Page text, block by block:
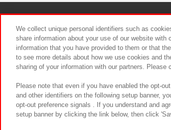
We collect unique personal identifiers such as
share information about your use of our website
information that you have provided to them or that
to see more details about how we use cookies and
sharing of your information with our partners.
Please note that even if you have enabled the opt-
and other identifiers on the following setup banner,
opt-out preference signals . If you understand and
setup banner by clicking the link below, then click